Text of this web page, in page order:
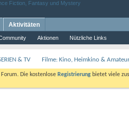
Aktionen Nützliche Links
Aktivitäten
& TV Filme: Kino, Heimkino &
Die kostenlose Registrierung bietet viele